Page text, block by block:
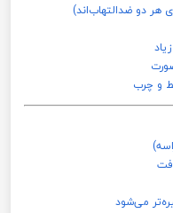
دو ضدالتهاب‌اند)
و چرب
می‌شود